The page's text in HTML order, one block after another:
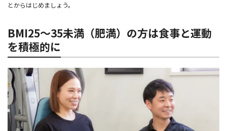
とからはじめましょう。
BMI25～35未満（肥満）の方は食事と運動
を積極的に